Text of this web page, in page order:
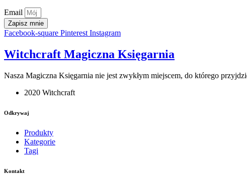
Email
Zapisz mnie
Facebook-square Pinterest Instagram
Witchcraft Magiczna Księgarnia
Nasza Magiczna Księgarnia nie jest zwykłym miejscem, do którego
2020 Witchcraft
Odkrywaj
Produkty
Kategorie
Tagi
Kontakt